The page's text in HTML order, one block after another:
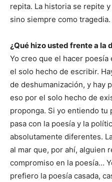
repita. La historia se repite
sino siempre como tragedia.
¿Qué hizo usted frente a la
Yo creo que el hacer
el solo hecho de escribir.
de deshumanización, y hay
eso por el solo hecho de
proponga. Si yo entiendo tu
pasa con la poesía y la
absolutamente diferentes.
al mar que, por ahí, alguien
compromiso en la poesía…
prefiero la poesía casada,